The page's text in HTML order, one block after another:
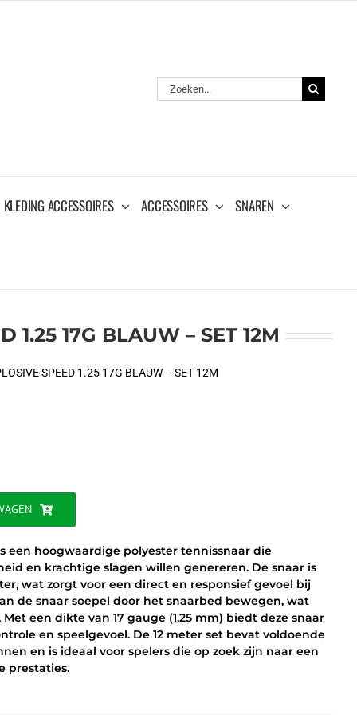
Zoeken
naar:
KLEDING ACCESSOIRES ACCESSOIRES SNAREN
1.25 17G BLAUW – SET 12M
SPEED 1.25 17G BLAUW – SET 12M
een hoogwaardige polyester tennissnaar die
en krachtige slagen willen genereren. De snaar is
wat zorgt voor een direct en responsief gevoel bij
de snaar soepel door het snaarbed bewegen, wat
een dikte van 17 gauge (1,25 mm) biedt deze snaar
en speelgevoel. De 12 meter set bevat voldoende
en is ideaal voor spelers die op zoek zijn naar een
prestaties.